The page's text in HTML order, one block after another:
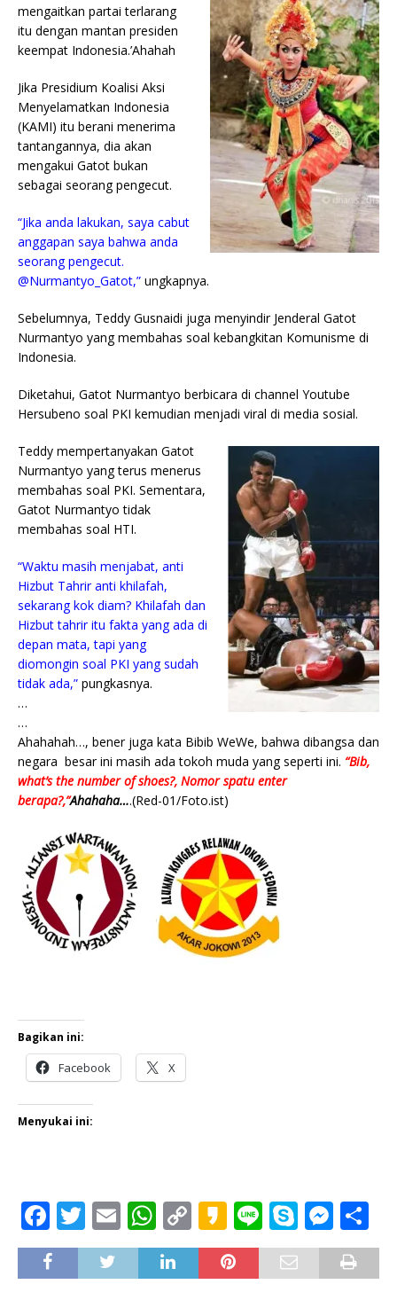
mengaitkan partai terlarang
itu dengan mantan presiden
keempat Indonesia.’Ahahah
Jika Presidium Koalisi Aksi
Menyelamatkan Indonesia
(KAMI) itu berani menerima
tantangannya, dia akan
mengakui Gatot bukan
sebagai seorang pengecut.
“Jika anda lakukan, saya cabut
anggapan saya bahwa anda
seorang pengecut.
@Nurmantyo_Gatot,” ungkapnya.
Sebelumnya, Teddy Gusnaidi juga menyindir Jenderal Gatot
Nurmantyo yang membahas soal kebangkitan Komunisme di
Indonesia.
Diketahui, Gatot Nurmantyo berbicara di channel Youtube
Hersubeno soal PKI kemudian menjadi viral di media sosial.
Teddy mempertanyakan Gatot
Nurmantyo yang terus menerus
membahas soal PKI. Sementara,
Gatot Nurmantyo tidak
membahas soal HTI.
“Waktu masih menjabat, anti
Hizbut Tahrir anti khilafah,
sekarang kok diam? Khilafah dan
Hizbut tahrir itu fakta yang ada di
depan mata, tapi yang
diomongin soal PKI yang sudah
tidak ada,” pungkasnya.
…
…
Ahahahah…, bener juga kata Bibib WeWe, bahwa dibangsa dan
negara besar ini masih ada tokoh muda yang seperti ini. “Bib,
what’s the number of shoes?, Nomor spatu enter
berapa?,”Ahahaha….(Red-01/Foto.ist)
Bagikan ini:
Facebook X
Menyukai ini:
F
a
c
T
w
it
E
m
ai
W
h
at
C
o
p
K
a
k
Li
n
e
S
k
y
M
e
ss
h
ar